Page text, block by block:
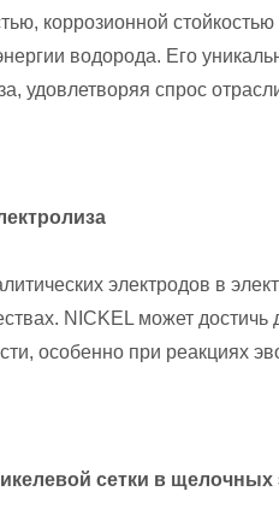
коррозионной стойкостью
водорода. Его
удовлетворяя спрос
электродов в
NICKEL может
особенно при реакциях
сетки в щелочных